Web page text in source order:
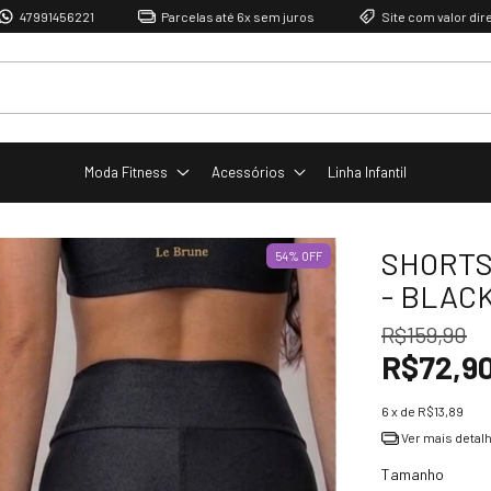
Parcelas até 6x sem juros Site com valor direto de fábrica
Moda Fitness Acessórios Linha Infantil
54% OFF
-
R$159,90
6 x de R$13,89
Ver mais
Tamanho